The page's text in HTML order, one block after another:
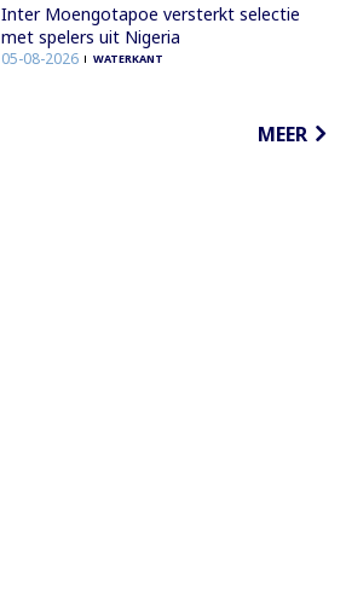
Inter Moengotapoe versterkt selectie
met spelers uit Nigeria
05-08-2026 WATERKANT
MEER